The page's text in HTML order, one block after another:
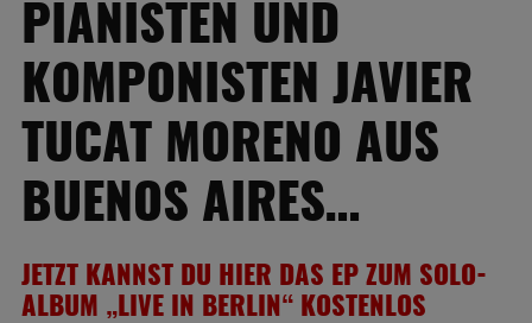
IANISTEN UND K
OMPONISTEN JAVIER T
UCAT MORENO AUS B
UENOS AIRES…
JETZT KANNST DU HIER DAS EP ZUM SOLO-
ALBUM „LIVE IN BERLIN“ KOSTENLOS